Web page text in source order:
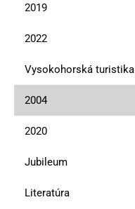
2019
2022
Vysokohorská turistika
2004
2020
Jubileum
Literatúra